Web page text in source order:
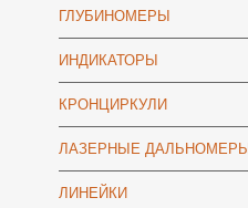
ГЛУБИНОМЕРЫ
ИНДИКАТОРЫ
КРОНЦИРКУЛИ
ЛАЗЕРНЫЕ ДАЛЬНОМЕРЫ
ЛИНЕЙКИ